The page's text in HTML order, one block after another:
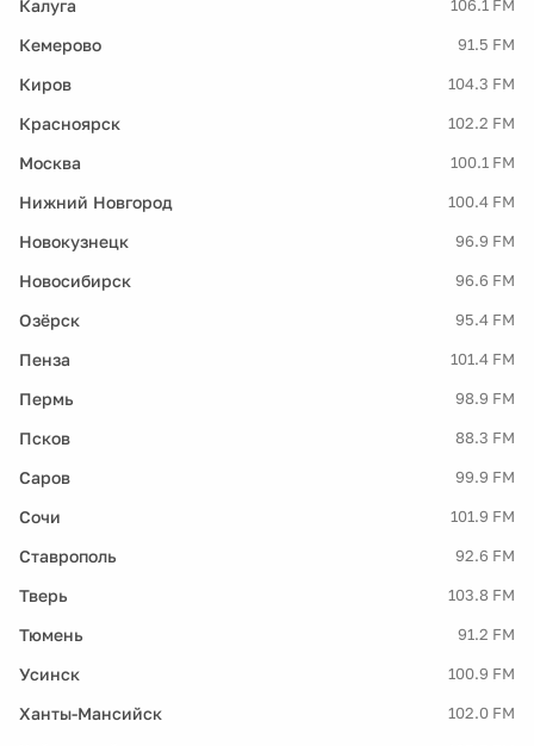
Калуга 106.1 FM
Кемерово 91.5 FM
Киров 104.3 FM
Красноярск 102.2 FM
Москва 100.1 FM
Нижний Новгород 100.4 FM
Новокузнецк 96.9 FM
Новосибирск 96.6 FM
Озёрск 95.4 FM
Пенза 101.4 FM
Пермь 98.9 FM
Псков 88.3 FM
Саров 99.9 FM
Сочи 101.9 FM
Ставрополь 92.6 FM
Тверь 103.8 FM
Тюмень 91.2 FM
Усинск 100.9 FM
Ханты-Мансийск 102.0 FM